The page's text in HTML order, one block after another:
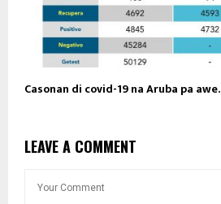
Casonan di covid-19 na Aruba pa awe.
LEAVE A COMMENT